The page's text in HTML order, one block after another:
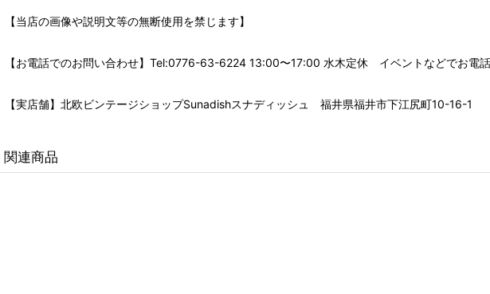
【当店の画像や説明文等の無断使用を禁じます】
【お電話でのお問い合わせ】Tel:0776-63-6224 13:00〜17:00 水木定休 イベントなどでお電話
【実店舗】北欧ビンテージショップSunadishスナディッシュ 福井県福井市下江尻町10-16-1
関連商品